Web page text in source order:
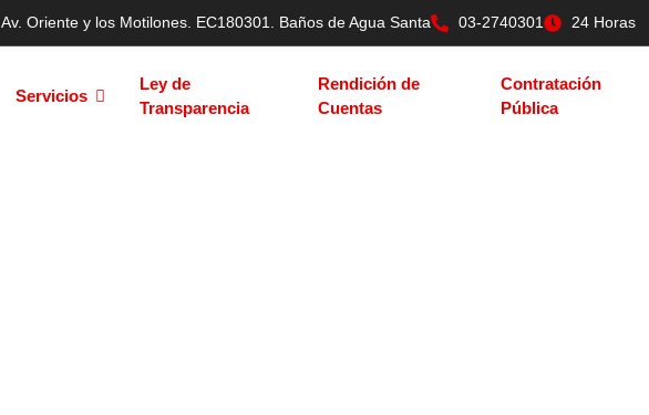
Av. Oriente y los Motilones. EC180301. Baños de Agua Santa 03-2740301 24 Horas
Servicios
Ley de
Transparencia
Rendición de
Cuentas
Contratación
Pública